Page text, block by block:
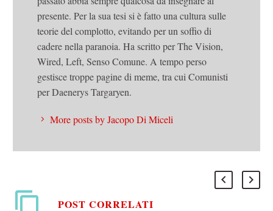
presente. Per la sua tesi si è fatto una cultura sulle
teorie del complotto, evitando per un soffio di
cadere nella paranoia. Ha scritto per The Vision,
Wired, Left, Senso Comune. A tempo perso
gestisce troppe pagine di meme, tra cui Comunisti
per Daenerys Targaryen.
More posts by Jacopo Di Miceli
POST CORRELATI